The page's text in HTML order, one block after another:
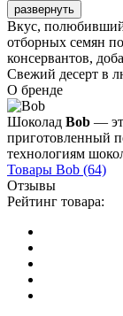
развернуть
Вкус,
отборных семян
консервантов,
Свежий десерт в
О бренде
Шоколад Bob —
приготовленный
технологиям
Товары Bob (64)
Отзывы
Рейтинг товара: